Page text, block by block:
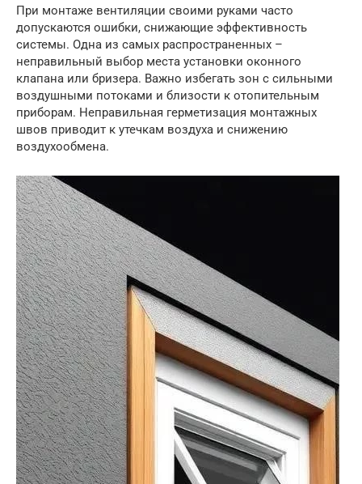
При монтаже вентиляции своими руками часто
допускаются ошибки, снижающие эффективность
системы. Одна из самых распространенных –
неправильный выбор места установки оконного
клапана или бризера. Важно избегать зон с сильными
воздушными потоками и близости к отопительным
приборам. Неправильная герметизация монтажных
швов приводит к утечкам воздуха и снижению
воздухообмена.